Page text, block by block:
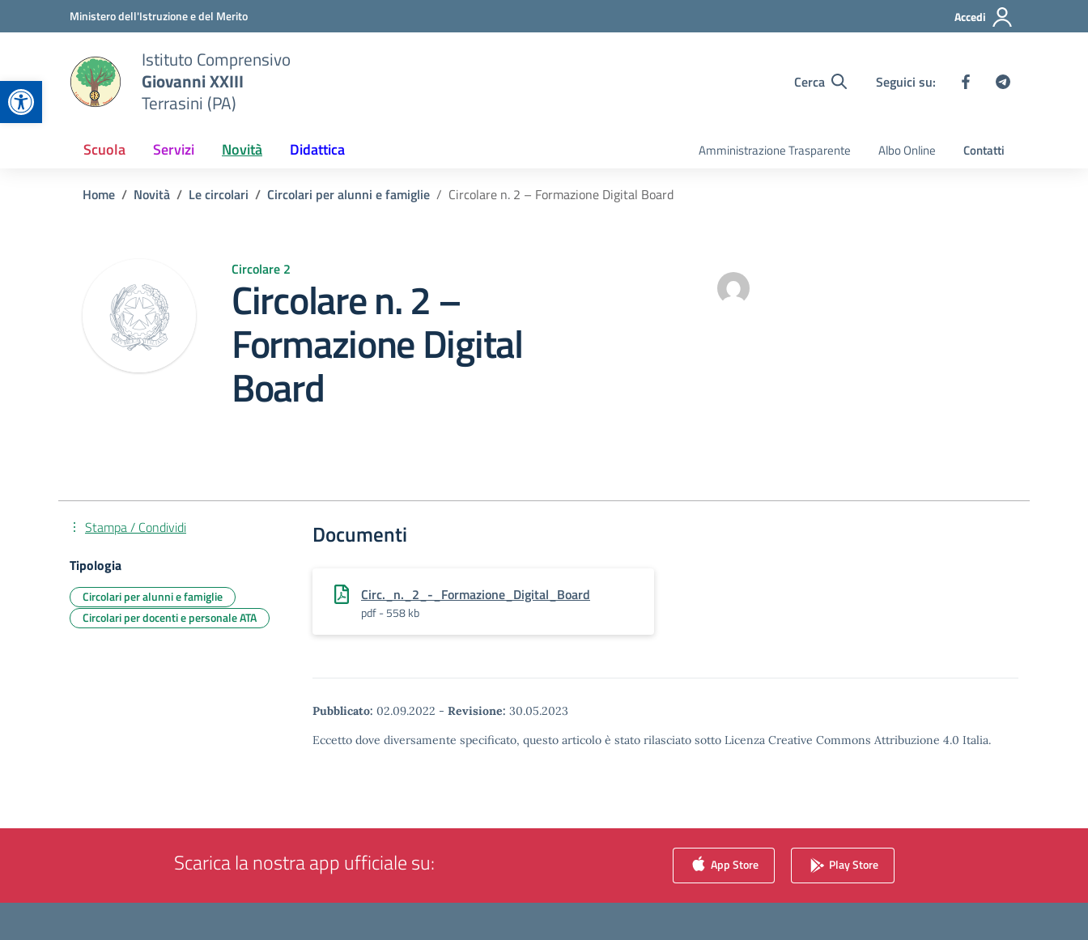
Apri la barra degli strumenti
Vai ai contenuti
Vai al menu di navigazioneMinistero dell'Istruzione e del Merito Accedi
Istituto Comprensivo
Giovanni XXIII
Terrasini (PA)
Cerca Seguici su:
Scuola Servizi Novità Didattica Amministrazione Trasparente Albo Online Contatti
Home Novità Le circolari Circolari per alunni e famiglie Circolare n. 2 – Formazione Digital Board
Circolare 2
Circolare n. 2 –
Formazione Digital
Board
Documenti
Circ._n._2_-_Formazione_Digital_Board
pdf - 558 kb
Pubblicato: 02.09.2022 - Revisione: 30.05.2023
Eccetto dove diversamente specificato, questo articolo è stato rilasciato sotto Licenza Creative Commons Attribuzione 4.0 Italia.
Stampa / Condividi
Tipologia
Circolari per alunni e famiglie
Circolari per docenti e personale ATA
Scarica la nostra app ufficiale su: App Store Play Store